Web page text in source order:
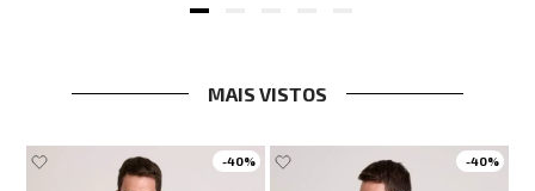
MAIS VISTOS
-40% -40%